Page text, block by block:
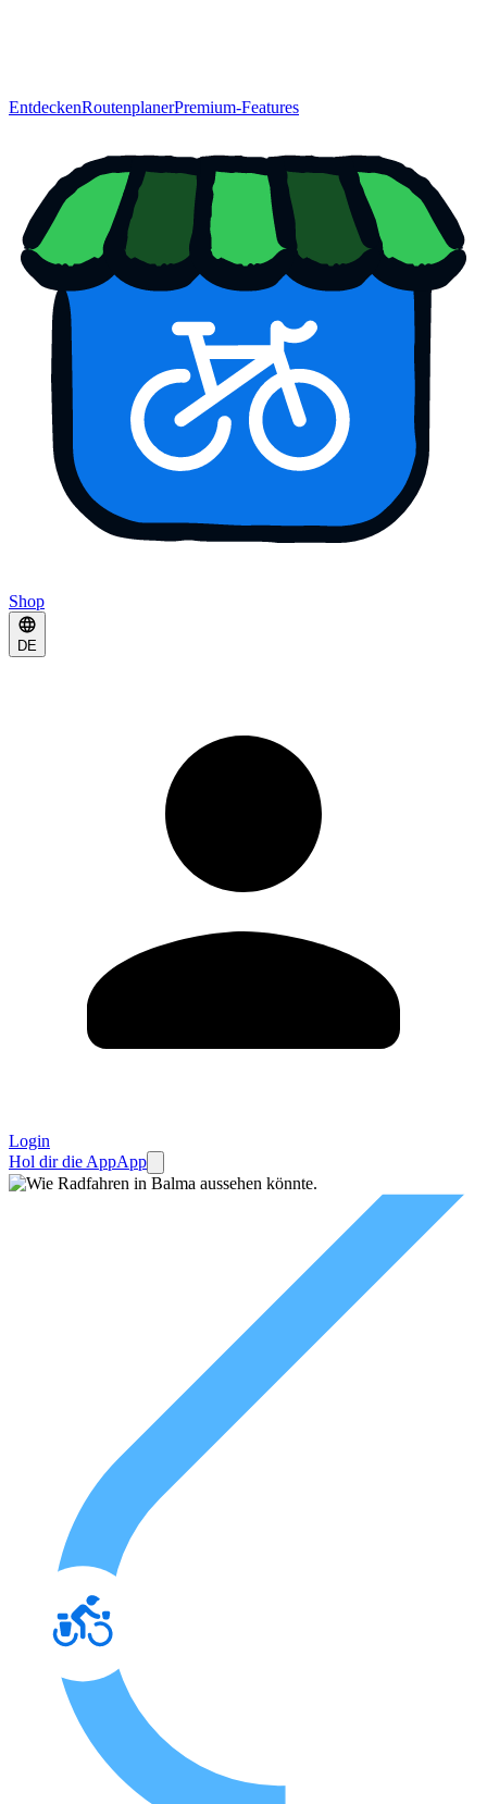
EntdeckenRoutenplanerPremium-Features
Shop
DE
Login
Hol dir die AppApp